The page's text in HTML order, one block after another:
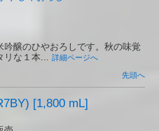
醸のひやおろしです。秋の味覚
リな１本... 詳細ページへ
先頭へ
[1,800 mL]